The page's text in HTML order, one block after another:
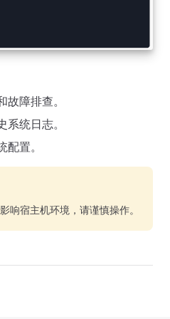
障排查。
统日志。
置。
响宿主机环境，请谨慎操作。